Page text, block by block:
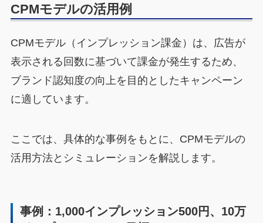
CPMモデルの活用例
CPMモデル（インプレッション課金）は、広告が
表示される回数に基づいて課金が発生するため、
ブランド認知度の向上を目的としたキャンペーン
に適しています。
ここでは、具体的な事例をもとに、CPMモデルの
活用方法とシミュレーションを解説します。
事例：1,000インプレッション500円、10万